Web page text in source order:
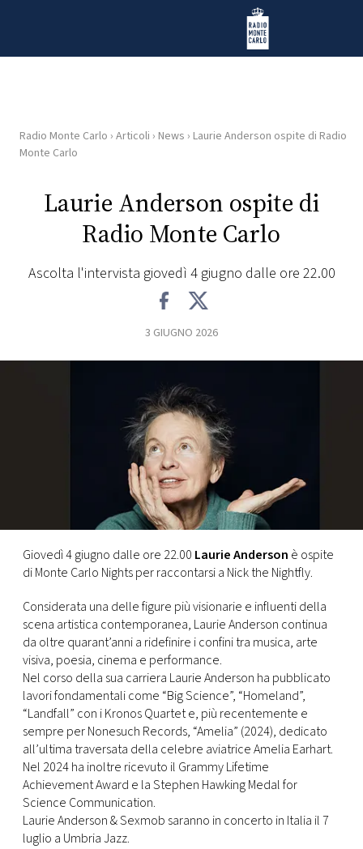
Radio Monte Carlo
HOME
RADIO
PRINCIPATO
DI
MONACO
RMC
CONSIGLIA
Radio Monte Carlo › Articoli › News › Laurie Anderson ospite di Radio
Monte Carlo
Laurie Anderson ospite di
Radio Monte Carlo
Ascolta l'intervista giovedì 4 giugno dalle ore 22.00
3 GIUGNO 2026
Giovedì 4 giugno dalle ore 22.00 Laurie Anderson è ospite
di Monte Carlo Nights per raccontarsi a Nick the Nightfly.
Considerata una delle figure più visionarie e influenti della
scena artistica contemporanea, Laurie Anderson continua
da oltre quarant’anni a ridefinire i confini tra musica, arte
visiva, poesia, cinema e performance.
Nel corso della sua carriera Laurie Anderson ha pubblicato
lavori fondamentali come “Big Science”, “Homeland”,
“Landfall” con i Kronos Quartet e, più recentemente e
sempre per Nonesuch Records, “Amelia” (2024), dedicato
all’ultima traversata della celebre aviatrice Amelia Earhart.
Nel 2024 ha inoltre ricevuto il Grammy Lifetime
Achievement Award e la Stephen Hawking Medal for
Science Communication.
Laurie Anderson & Sexmob saranno in concerto in Italia il 7
luglio a Umbria Jazz.